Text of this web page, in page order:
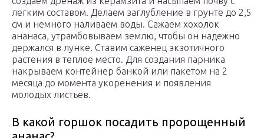
легким составом. Делаем заглубление в грунте до 2,5
см и немного наливаем воды. Сажаем хохолок
ананаса, утрамбовываем землю, чтобы он надежно
держался в лунке. Ставим саженец экзотичного
растения в теплое место. Для создания парника
накрываем контейнер банкой или пакетом на 2
месяца до момента укоренения и появления
молодых листьев.
В какой горшок посадить пророщенный